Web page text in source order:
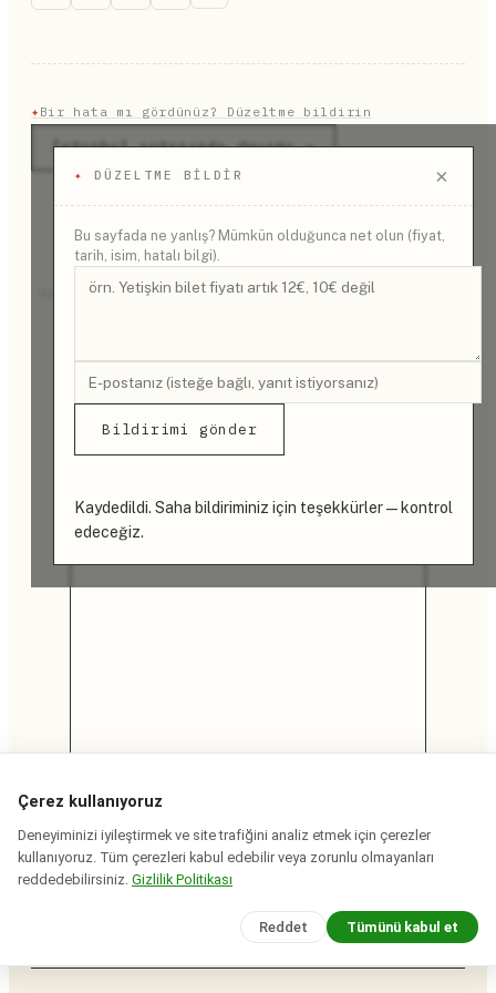
✦Bir hata mı gördünüz? Düzeltme bildirin
✦ DÜZELTME BILDIR ×
Bu sayfada ne yanlış? Mümkün olduğunca net olun (fiyat,
tarih, isim, hatalı bilgi).
Bildirimi gönder
Kaydedildi. Saha bildiriminiz için teşekkürler — kontrol
edeceğiz.
İstanbul rotasında devamı →
REKLAM
Çerez kullanıyoruz
Deneyiminizi iyileştirmek ve site trafiğini analiz etmek için çerezler
kullanıyoruz. Tüm çerezleri kabul edebilir veya zorunlu olmayanları
reddedebilirsiniz. Gizlilik Politikası
Reddet Tümünü kabul et